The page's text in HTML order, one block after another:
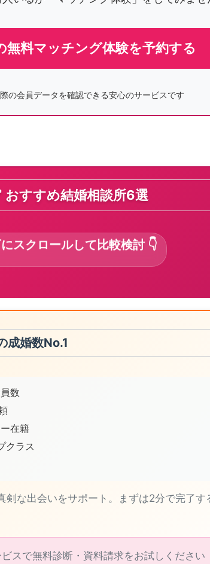
無料マッチング体験を予約する
の会員データを確認できる安心のサービスです
おすすめ結婚相談所6選
にスクロールして比較検討 👇
成婚数No.1
数
在籍
クラス
剣な出会いをサポート。まずは2分で完了す
ツヴァイの詳細を見る
スで無料診断・資料請求をお試しください